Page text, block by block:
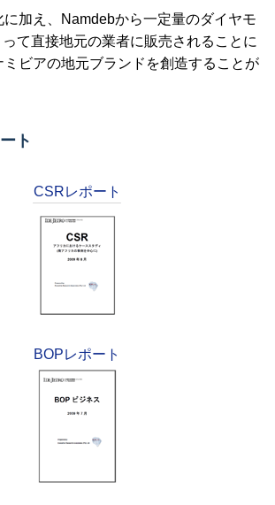
加え、 Namdebから一定量のダイヤモ
って直接地元の業者に販売されることに
ミビアの地元ブランドを創造することが
ト
CSRレポート
BOPレポート